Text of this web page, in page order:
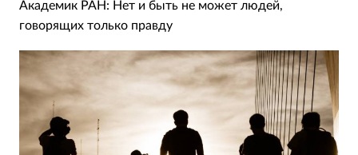
Академик РАН: Нет и быть не может людей,
говорящих только правду